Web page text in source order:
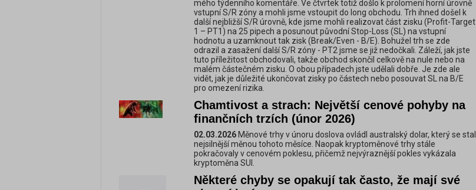
mého týdenního komentáře. Ve čtvrtek totiž došlo k prolomení horní úrovně
vstupní S/R zóny a mohli jsme vstoupit do long obchodu. Trh ihned došel k
další nejbližší S/R úrovně, kde jsme mohli realizovat část zisku (Profit-Target
1 – PT1) na 25 pipech a posunout původní Stop-Loss (SL) na vstupní
hodnotu a uzamknout tak zisk (Break/Even - B/E). Bohužel trh se zde
odrazil a zasažení další S/R zóny - PT2 jsme se již nedočkali. Záleží, jak jste
tuto příležitost obchodovali, takže obchod skončil celkově na nule nebo na
malém částečném zisku. O obou případech jste udělali dobře. Je zde ale
vidět, jak je důležité ukončovat zisky po částech nebo posouvat SL na B/E
pro omezení rizika.
Chamtivost a strach: Největší cenové pohyby na
finančních trzích (únor 2026)
02.03.2026 Měnové trhy v únoru doslova ovládl australský dolar, který se stal
nejsilnější měnou tohoto měsíce. Naopak kryptoměnové trhy stále
pokračovaly v cenovém poklesu, přičemž nejvýraznější pokles vykázala
kryptoměna SUI.
Některé chyby se opakují tak často, že mají své